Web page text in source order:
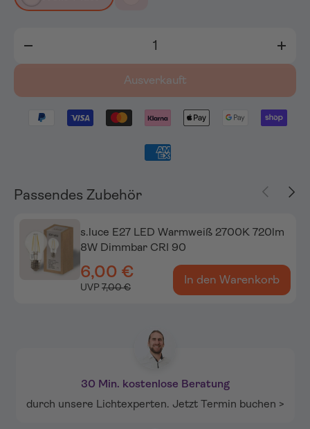
+
Ausverkauft
Passendes Zubehör Vorherige
s.luce E27 LED Warmweiß 2700K 720lm
8W Dimmbar CRI 90
6,00 €
UVP 7,00 €
In den Warenkorb
30 Min. kostenlose Beratung
durch unsere Lichtexperten. Jetzt Termin buchen >